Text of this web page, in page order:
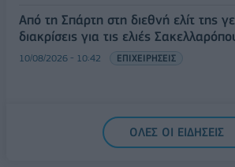
Από τη Σπάρτη στη διεθνή ελίτ της
διακρίσεις για τις ελιές
10/08/2026 - 10:42 ΕΠΙΧΕΙΡΗΣΕΙΣ
ΟΛΕΣ ΟΙ ΕΙΔΗΣΕΙΣ